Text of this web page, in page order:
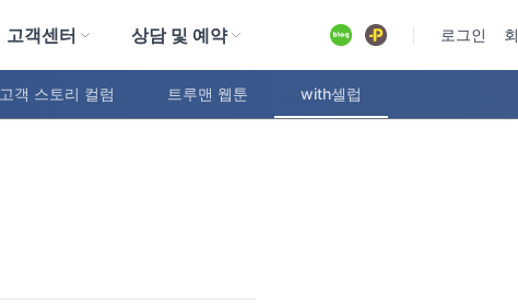
고객센터 상담 및 예약 유튜브 로그인
고객 스토리 컬럼 트루맨 웹툰 with셀럽